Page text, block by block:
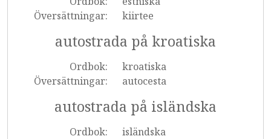
Översättningar:
kiirtee
autostrada på kroatiska
Ordbok:
kroatiska
Översättningar:
autocesta
autostrada på isländska
Ordbok:
isländska